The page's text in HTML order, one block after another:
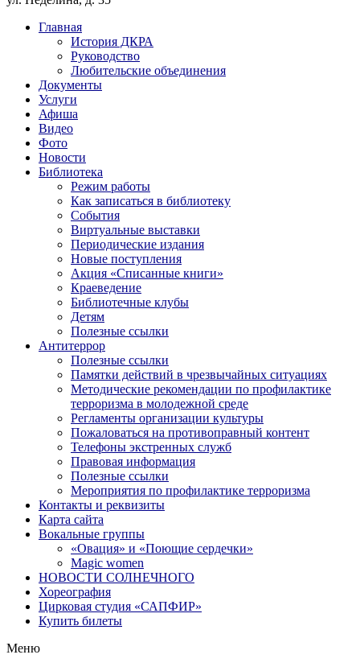
Главная
История ДКРА
Руководство
Любительские объединения
Документы
Услуги
Афиша
Видео
Фото
Новости
Библиотека
Режим работы
Как записаться в библиотеку
События
Виртуальные выставки
Периодические издания
Новые поступления
Акция «Списанные книги»
Краеведение
Библиотечные клубы
Детям
Полезные ссылки
Антитеррор
Полезные ссылки
Памятки действий в чрезвычайных ситуациях
Методические рекомендации по профилактике
терроризма в молодежной среде
Регламенты организации культуры
Пожаловаться на противоправный контент
Телефоны экстренных служб
Правовая информация
Полезные ссылки
Мероприятия по профилактике терроризма
Контакты и реквизиты
Карта сайта
Вокальные группы
«Овация» и «Поющие сердечки»
Magic women
НОВОСТИ СОЛНЕЧНОГО
Хореография
Цирковая студия «САПФИР»
Купить билеты
Меню